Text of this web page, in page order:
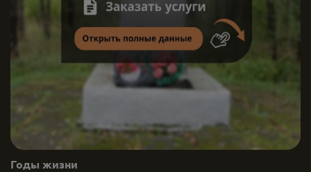
Годы жизни